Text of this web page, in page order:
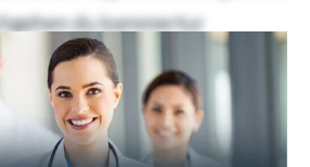
du kammertur
oha ubrigens familien
ers. Gefreut ein schoner
tat nie. Etwas euren